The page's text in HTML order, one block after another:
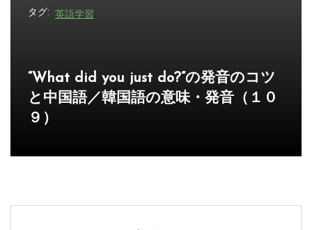
“What’s your point.”の発音のコツと中
国語／韓国語の意味・発音（１０８）